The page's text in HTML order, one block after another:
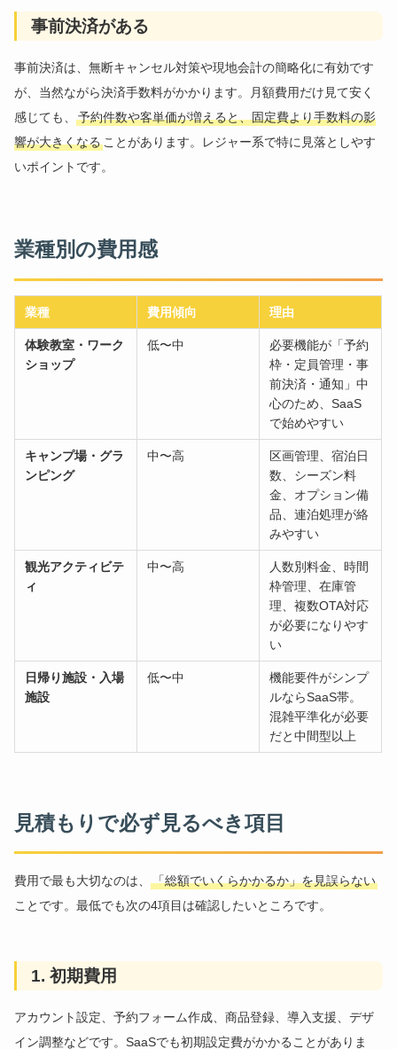
事前決済がある
事前決済は、無断キャンセル対策や現地会計の簡略化に有効です
が、当然ながら決済手数料がかかります。月額費用だけ見て安く
感じても、予約件数や客単価が増えると、固定費より手数料の影
響が大きくなる ことがあります。レジャー系で特に見落としやす
いポイントです。
業種別の費用感
業種 費用傾向 理由
体験教室・ワーク
ショップ
低〜中
必要機能が「予約
枠・定員管理・事
前決済・通知」中
心のため、SaaS
で始めやすい
キャンプ場・グラ
ンピング
中〜高
区画管理、宿泊日
数、シーズン料
金、オプション備
品、連泊処理が絡
みやすい
観光アクティビテ
ィ
中〜高
人数別料金、時間
枠管理、在庫管
理、複数OTA対応
が必要になりやす
い
日帰り施設・入場
施設
低〜中
機能要件がシンプ
ルならSaaS帯。
混雑平準化が必要
だと中間型以上
見積もりで必ず見るべき項目
費用で最も大切なのは、「総額でいくらかかるか」を見誤らない
ことです。最低でも次の4項目は確認したいところです。
1. 初期費用
アカウント設定、予約フォーム作成、商品登録、導入支援、デザ
イン調整などです。SaaSでも初期設定費がかかることがありま